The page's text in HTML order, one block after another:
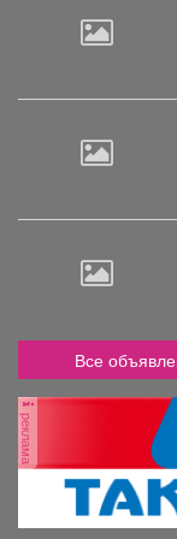
Все
реклама